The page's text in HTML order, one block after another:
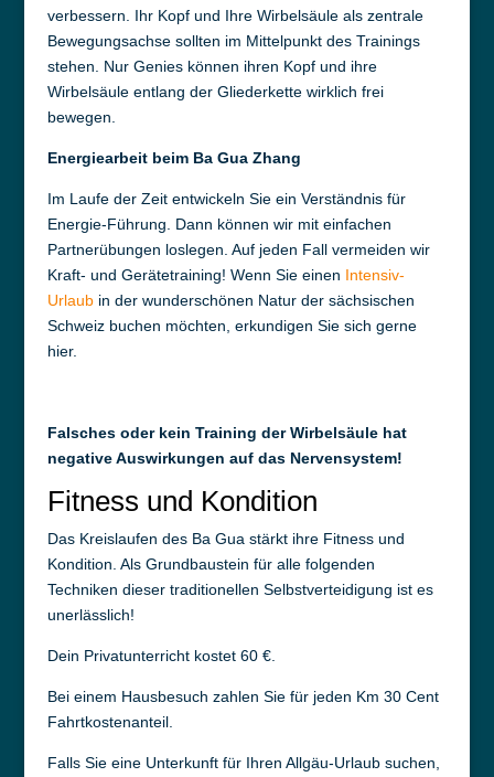
verbessern. Ihr Kopf und Ihre Wirbelsäule als zentrale
Bewegungsachse sollten im Mittelpunkt des Trainings
stehen. Nur Genies können ihren Kopf und ihre
Wirbelsäule entlang der Gliederkette wirklich frei
bewegen.
Energiearbeit beim Ba Gua Zhang
Im Laufe der Zeit entwickeln Sie ein Verständnis für
Energie-Führung. Dann können wir mit einfachen
Partnerübungen loslegen. Auf jeden Fall vermeiden wir
Kraft- und Gerätetraining! Wenn Sie einen Intensiv-
Urlaubin der wunderschönen Natur der sächsischen
Schweiz buchen möchten, erkundigen Sie sich gerne
hier.
Falsches oder kein Training der Wirbelsäule hat
negative Auswirkungen auf das Nervensystem!
Fitness und Kondition
Das Kreislaufen des Ba Gua stärkt ihre Fitness und
Kondition. Als Grundbaustein für alle folgenden
Techniken dieser traditionellen Selbstverteidigung ist es
unerlässlich!
Dein Privatunterricht kostet 60 €.
Bei einem Hausbesuch zahlen Sie für jeden Km 30 Cent
Fahrtkostenanteil.
Falls Sie eine Unterkunft für Ihren Allgäu-Urlaub suchen,